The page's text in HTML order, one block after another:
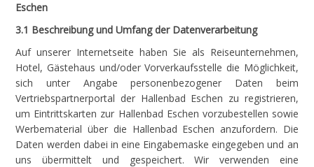
Eschen
3.1 Beschreibung und Umfang der Datenverarbeitung
Auf unserer Internetseite haben Sie als Reiseunternehmen,
Hotel, Gästehaus und/oder Vorverkaufsstelle die Möglichkeit,
sich unter Angabe personenbezogener Daten beim
Vertriebspartnerportal der Hallenbad Eschen zu registrieren,
um Eintrittskarten zur Hallenbad Eschen vorzubestellen sowie
Werbematerial über die Hallenbad Eschen anzufordern. Die
Daten werden dabei in eine Eingabemaske eingegeben und an
uns übermittelt und gespeichert. Wir verwenden eine